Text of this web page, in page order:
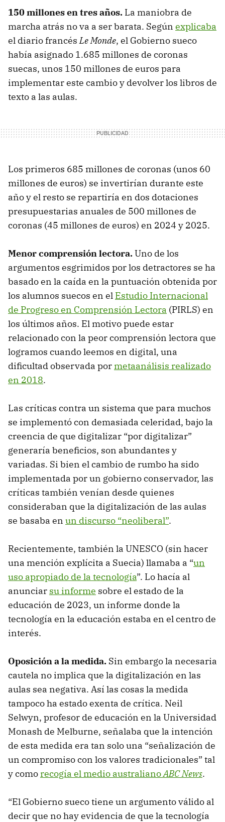
150 millones en tres años. La maniobra de
marcha atrás no va a ser barata. Según explicaba
el diario francésLe Monde, el Gobierno sueco
había asignado 1.685 millones de coronas
suecas, unos 150 millones de euros para
implementar este cambio y devolver los libros de
texto a las aulas.
Los primeros 685 millones de coronas (unos 60
millones de euros) se invertirían durante este
año y el resto se repartiría en dos dotaciones
presupuestarias anuales de 500 millones de
coronas (45 millones de euros) en 2024 y 2025.
Menor comprensión lectora.Uno de los
argumentos esgrimidos por los detractores se ha
basado en la caída en la puntuación obtenida por
los alumnos suecos en el Estudio Internacional
de Progreso en Comprensión Lectora (PIRLS) en
los últimos años. El motivo puede estar
relacionado con la peor comprensión lectora que
logramos cuando leemos en digital, una
dificultad observada pormetaanálisis realizado
en 2018.
Las críticas contra un sistema que para muchos
se implementó con demasiada celeridad, bajo la
creencia de que digitalizar “por digitalizar”
generaría beneficios, son abundantes y
variadas. Si bien el cambio de rumbo ha sido
implementada por un gobierno conservador, las
críticas también venían desde quienes
consideraban que la digitalización de las aulas
se basaba en un discurso “neoliberal”.
Recientemente, también la UNESCO (sin hacer
una mención explícita a Suecia) llamaba a “un
uso apropiado de la tecnología”. Lo hacía al
anunciar su informe sobre el estado de la
educación de 2023, un informe donde la
tecnología en la educación estaba en el centro de
interés.
Oposición a la medida. Sin embargo la necesaria
cautela no implica que la digitalización en las
aulas sea negativa. Así las cosas la medida
tampoco ha estado exenta de crítica. Neil
Selwyn, profesor de educación en la Universidad
Monash de Melburne, señalaba que la intención
de esta medida era tan solo una “señalización de
un compromiso con los valores tradicionales” tal
y comorecogía el medio australianoABC News.
“El Gobierno sueco tiene un argumento válido al
decir que no hay evidencia de que la tecnología